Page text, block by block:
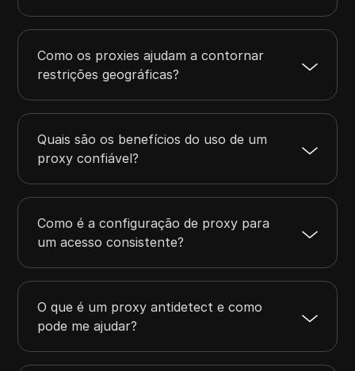
Como os proxies ajudam a contornar
restrições geográficas?
Quais são os benefícios do uso de um
proxy confiável?
Como é a configuração de proxy para
um acesso consistente?
O que é um proxy antidetect e como
pode me ajudar?